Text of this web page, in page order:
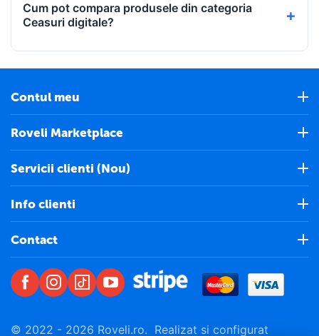
Cum pot compara produsele din categoria
Ceasuri digitale?
Contul meu
Roveli Marketplace
Servicii clienti (Nou)
Info clienti
Contact
© 2022 - 2026 Roveli.ro. Realizat si configurat